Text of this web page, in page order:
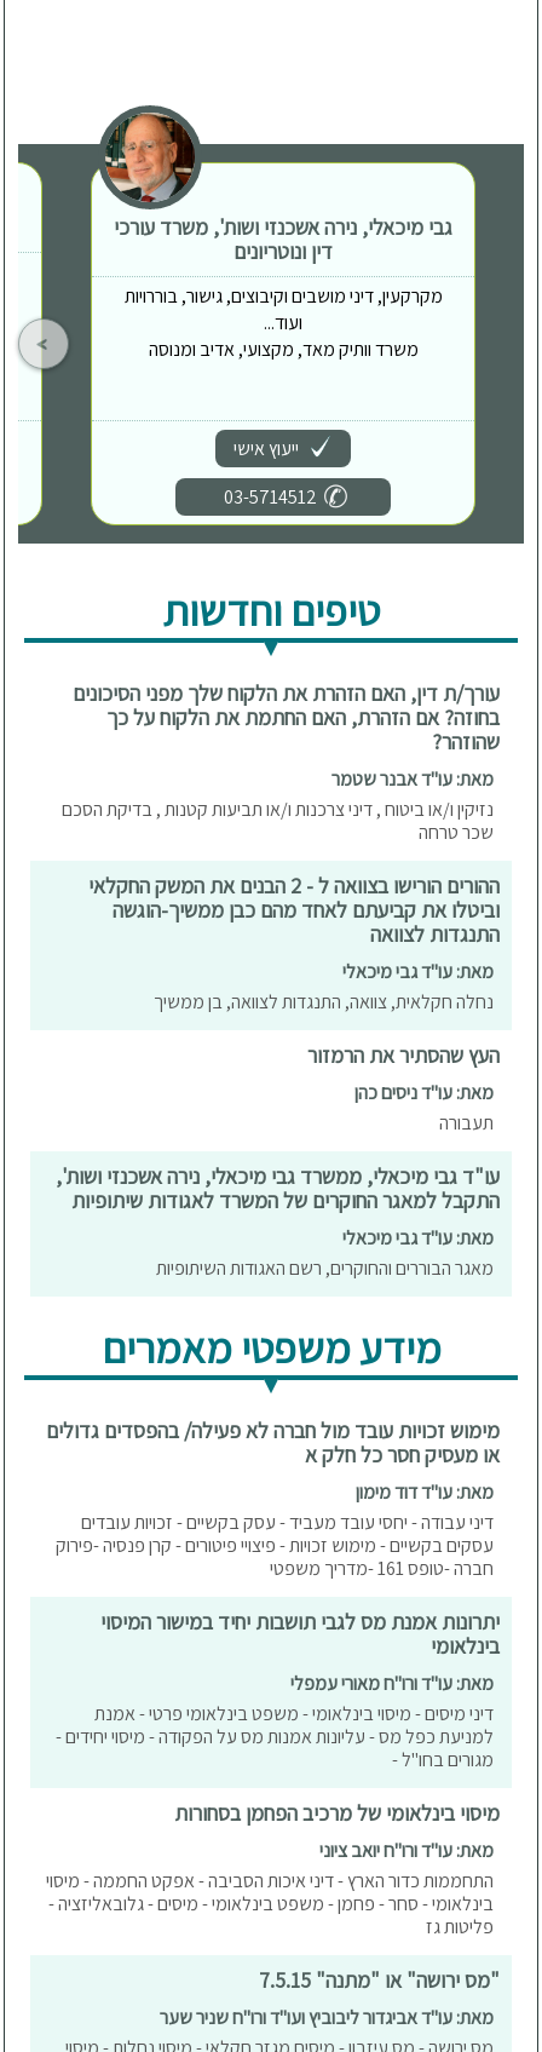
גבי מיכאלי, נירה אשכנזי ושות', משרד עורכי
דין ונוטריונים
מקרקעין, דיני מושבים וקיבוצים, גישור, בוררויות
ועוד...
משרד וותיק מאד, מקצועי, אדיב ומנוסה
ייעוץ אישי
03-5714512
טיפים וחדשות
עורך/ת דין, האם הזהרת את הלקוח שלך מפני הסיכונים
בחוזה? אם הזהרת, האם החתמת את הלקוח על כך
שהוזהר?
מאת: עו"ד אבנר שטמר
נזיקין ו/או ביטוח , דיני צרכנות ו/או תביעות קטנות , בדיקת הסכם
שכר טרחה
ההורים הורישו בצוואה ל - 2 הבנים את המשק החקלאי
וביטלו את קביעתם לאחד מהם כבן ממשיך-הוגשה
התנגדות לצוואה
מאת: עו"ד גבי מיכאלי
נחלה חקלאית, צוואה, התנגדות לצוואה, בן ממשיך
העץ שהסתיר את הרמזור
מאת: עו"ד ניסים כהן
תעבורה
עו"ד גבי מיכאלי, ממשרד גבי מיכאלי, נירה אשכנזי ושות',
התקבל למאגר החוקרים של המשרד לאגודות שיתופיות
מאת: עו"ד גבי מיכאלי
מאגר הבוררים והחוקרים, רשם האגודות השיתופיות
מידע משפטי מאמרים
מימוש זכויות עובד מול חברה לא פעילה/ בהפסדים גדולים
או מעסיק חסר כל חלק א
מאת: עו"ד דוד מימון
דיני עבודה - יחסי עובד מעביד - עסק בקשיים - זכויות עובדים
עסקים בקשיים - מימוש זכויות - פיצויי פיטורים - קרן פנסיה -פירוק
חברה -טופס 161 -מדריך משפטי
יתרונות אמנת מס לגבי תושבות יחיד במישור המיסוי
בינלאומי
מאת: עו"ד ורו"ח מאורי עמפלי
דיני מיסים - מיסוי בינלאומי - משפט בינלאומי פרטי - אמנת
למניעת כפל מס - עליונות אמנות מס על הפקודה - מיסוי יחידים -
מגורים בחו"ל -
מיסוי בינלאומי של מרכיב הפחמן בסחורות
מאת: עו"ד ורו"ח יואב ציוני
התחממות כדור הארץ - דיני איכות הסביבה - אפקט החממה - מיסוי
בינלאומי - סחר - פחמן - משפט בינלאומי - מיסים - גלובאליזציה -
פליטות גז
"מס ירושה" או "מתנה" 7.5.15
מאת: עו"ד אביגדור ליבוביץ ועו"ד ורו"ח שניר שער